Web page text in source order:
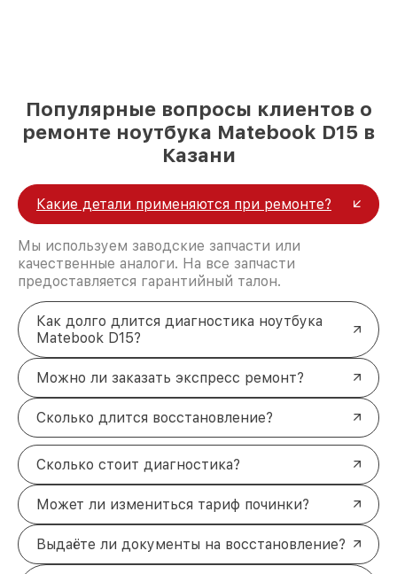
Популярные вопросы клиентов о
ремонте ноутбука Matebook D15 в
Казани
Какие детали применяются при ремонте?
Мы используем заводские запчасти или
качественные аналоги. На все запчасти
предоставляется гарантийный талон.
Как долго длится диагностика ноутбука
Matebook D15?
Можно ли заказать экспресс ремонт?
Сколько длится восстановление?
Сколько стоит диагностика?
Может ли измениться тариф починки?
Выдаёте ли документы на восстановление?